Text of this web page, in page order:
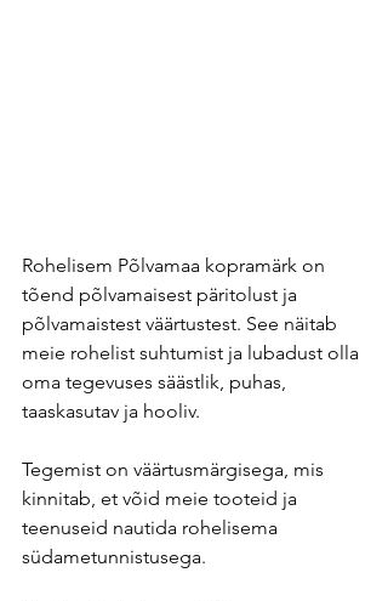
Rohelisem Põlvamaa kopramärk on
tõend põlvamaisest päritolust ja
põlvamaistest väärtustest. See näitab
meie rohelist suhtumist ja lubadust olla
oma tegevuses säästlik, puhas,
taaskasutav ja hooliv.
Tegemist on väärtusmärgisega, mis
kinnitab, et võid meie tooteid ja
teenuseid nautida rohelisema
südametunnistusega.